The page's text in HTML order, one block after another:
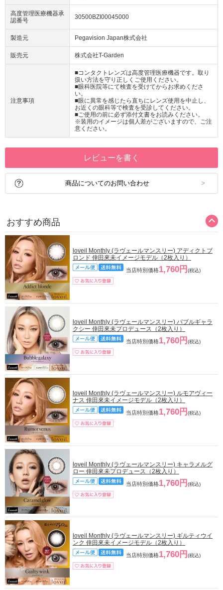
高度管理医療機器承
認番号
30500BZI00045000
製造元 Pegavision Japan株式会社
販売元 株式会社T-Garden
注意事項
■コンタクトレンズは高度管理医療機器です。取り
扱い方法を守り正しくご使用ください。
■眼科医院等にて検査を受けてからお求めくださ
い。
■眼に異常を感じたら直ちにレンズ使用を中止し、
お近くの眼科等で検査を受診してください。
■ご使用の前に必ず添付文書をお読みください。
※装用のイメージは個人差がございますので、ご注
意ください。
レビューを書く
商品についてのお問い合わせ
おすすめ商品
loveil Monthly (ラヴェールマンスリー) アディクトブ
ロンド 倖田來未イメージモデル（2枚入り）
当店特別価格1,760円 (税込)
loveil Monthly (ラヴェールマンスリー) バブルギャラ
クシー 倖田來未プロデュース（2枚入り）
当店特別価格1,760円 (税込)
loveil Monthly (ラヴェールマンスリー) ルモアヴィー
ナス 倖田來未イメージモデル（2枚入り）
当店特別価格1,760円 (税込)
loveil Monthly (ラヴェールマンスリー) キャラメルグ
ロー 倖田來未プロデュース（2枚入り）
当店特別価格1,760円 (税込)
loveil Monthly (ラヴェールマンスリー) ギルティウイ
ンク 倖田來未イメージモデル（2枚入り）
当店特別価格1,760円 (税込)